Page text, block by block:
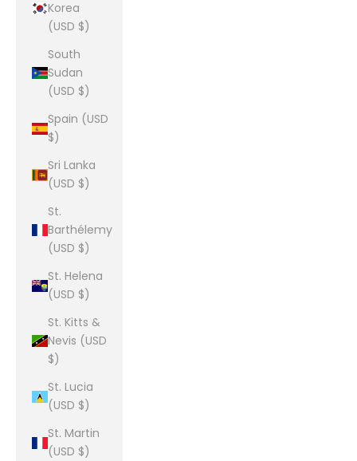
Korea
(USD $)
South
Sudan
(USD $)
Spain (USD
$)
Sri Lanka
(USD $)
St.
Barthélemy
(USD $)
St. Helena
(USD $)
St. Kitts &
Nevis (USD
$)
St. Lucia
(USD $)
St. Martin
(USD $)